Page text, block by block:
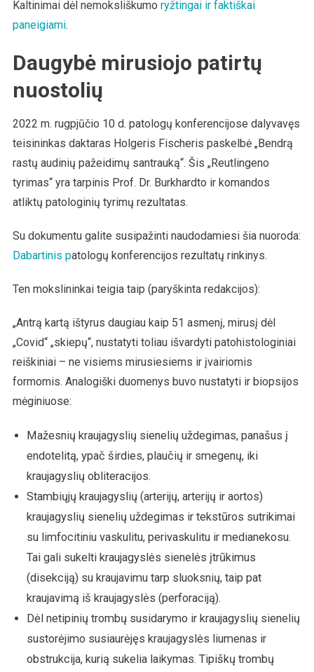
Kaltinimai dėl nemoksliškumo ryžtingai ir faktiškai
paneigiami.
Daugybė mirusiojo patirtų
nuostolių
2022 m. rugpjūčio 10 d. patologų konferencijose dalyvavęs
teisininkas daktaras Holgeris Fischeris paskelbė „Bendrą
rastų audinių pažeidimų santrauką“. Šis „Reutlingeno
tyrimas“ yra tarpinis Prof. Dr. Burkhardto ir komandos
atliktų patologinių tyrimų rezultatas.
Su dokumentu galite susipažinti naudodamiesi šia nuoroda:
Dabartinis patologų konferencijos rezultatų rinkinys.
Ten mokslininkai teigia taip (paryškinta redakcijos):
„Antrą kartą ištyrus daugiau kaip 51 asmenį, mirusį dėl
„Covid“ „skiepų“, nustatyti toliau išvardyti patohistologiniai
reiškiniai – ne visiems mirusiesiems ir įvairiomis
formomis. Analogiški duomenys buvo nustatyti ir biopsijos
mėginiuose:
Mažesnių kraujagyslių sienelių uždegimas, panašus į
endotelitą, ypač širdies, plaučių ir smegenų, iki
kraujagyslių obliteracijos.
Stambiųjų kraujagyslių (arterijų, arterijų ir aortos)
kraujagyslių sienelių uždegimas ir tekstūros sutrikimai
su limfocitiniu vaskulitu, perivaskulitu ir medianekosu.
Tai gali sukelti kraujagyslės sienelės įtrūkimus
(disekciją) su kraujavimu tarp sluoksnių, taip pat
kraujavimą iš kraujagyslės (perforaciją).
Dėl netipinių trombų susidarymo ir kraujagyslių sienelių
sustorėjimo susiaurėjęs kraujagyslės liumenas ir
obstrukcija, kurią sukelia laikymas. Tipiškų trombų